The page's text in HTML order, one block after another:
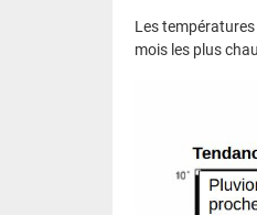
Les
mois les plus